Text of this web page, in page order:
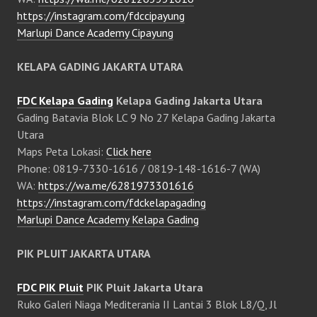
https://instagram.com/fdccipayung
Marlupi Dance Academy Cipayung
KELAPA GADING JAKARTA UTARA
FDC Kelapa Gading Kelapa Gading Jakarta Utara
Gading Batavia Blok LC 9 No 27 Kelapa Gading Jakarta
Utara
Maps Peta Lokasi: Click here
Phone: 0819-7330-1616 / 0819-148-1616-7 (WA)
WA: https://wa.me/6281973301616
https://instagram.com/fdckelapagading
Marlupi Dance Academy Kelapa Gading
PIK PLUIT JAKARTA UTARA
FDC PIK Pluit PIK Pluit Jakarta Utara
Ruko Galeri Niaga Mediterania II Lantai 3 Blok L8/Q, Jl